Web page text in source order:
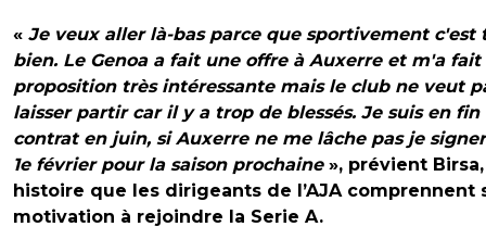
« Je veux aller là-bas parce que sportivement c'est
bien. Le Genoa a fait une offre à Auxerre et m'a fait
proposition très intéressante mais le club ne veut
laisser partir car il y a trop de blessés. Je suis en fin
contrat en juin, si Auxerre ne me lâche pas je
1e février pour la saison prochaine», prévient Birsa,
histoire que les dirigeants de l’AJA comprennent
motivation à rejoindre la Serie A.